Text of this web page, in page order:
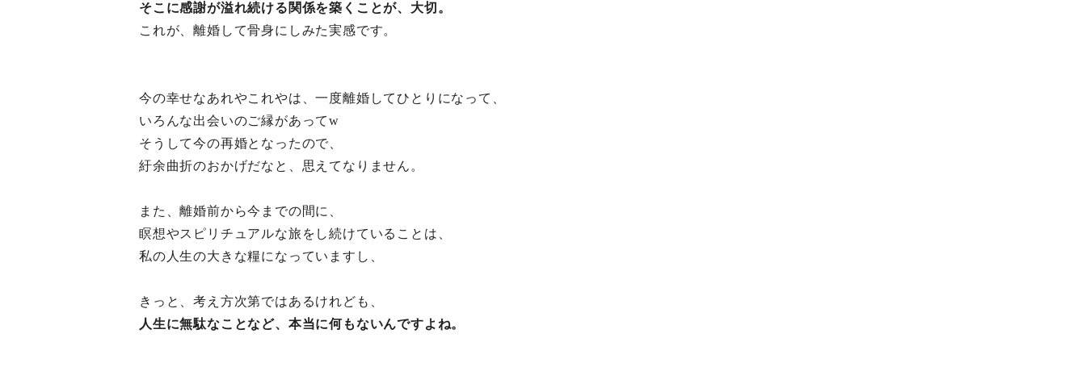
そこに感謝が溢れ続ける関係を築くことが、大切。
これが、離婚して骨身にしみた実感です。
今の幸せなあれやこれやは、一度離婚してひとりになって、
いろんな出会いのご縁があってw
そうして今の再婚となったので、
紆余曲折のおかげだなと、思えてなりません。
また、離婚前から今までの間に、
瞑想やスピリチュアルな旅をし続けていることは、
私の人生の大きな糧になっていますし、
きっと、考え方次第ではあるけれども、
人生に無駄なことなど、本当に何もないんですよね。